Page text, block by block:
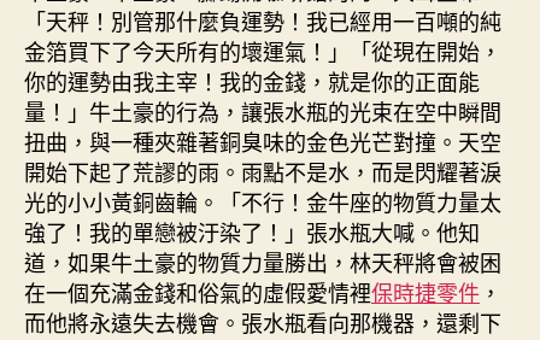
「天秤！別管那什麼負運勢！我已經用一百噸的純
金箔買下了今天所有的壞運氣！」「從現在開始，
你的運勢由我主宰！我的金錢，就是你的正面能
量！」牛土豪的行為，讓張水瓶的光束在空中瞬間
扭曲，與一種夾雜著銅臭味的金色光芒對撞。天空
開始下起了荒謬的雨。雨點不是水，而是閃耀著淚
光的小小黃銅齒輪。「不行！金牛座的物質力量太
強了！我的單戀被汙染了！」張水瓶大喊。他知
道，如果牛土豪的物質力量勝出，林天秤將會被困
在一個充滿金錢和俗氣的虛假愛情裡保時捷零件 ，
而他將永遠失去機會。張水瓶看向那機器，還剩下